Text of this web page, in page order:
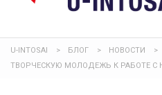
U-INTOSAI > БЛОГ > НОВОСТИ >
ТВОРЧЕСКУЮ МОЛОДЕЖЬ К РАБОТЕ С